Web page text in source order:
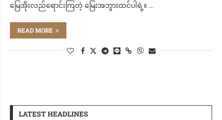
မြေအိုးလည်ရောင်းကြတဲ့ မြေးအဘွားထင်ပါရဲ့။ …
READ MORE
LATEST HEADLINES